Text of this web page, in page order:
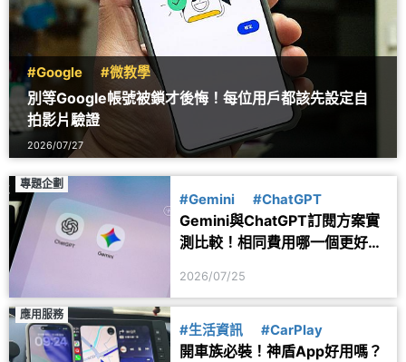
#Google #微教學
別等Google帳號被鎖才後悔！每位用戶都該先設定自
拍影片驗證
2026/07/27
專題企劃
#Gemini #ChatGPT
Gemini與ChatGPT訂閱方案實
測比較！相同費用哪一個更好
2026/07/25
應用服務
#生活資訊 #CarPlay
開車族必裝！神盾App好用嗎？